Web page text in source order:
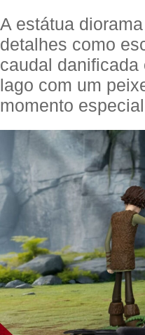
A estátua
detalhes como
caudal
lago com um
momento